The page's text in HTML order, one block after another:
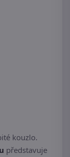
kouzlo.
představuje